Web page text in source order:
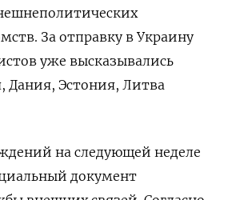
За отправку в Украину
уже высказывались
Эстония, Литва
на следующей неделе
документ